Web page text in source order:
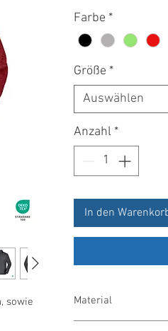
sowie
Farbe *
Größe *
Auswählen
Anzahl *
In den
Material